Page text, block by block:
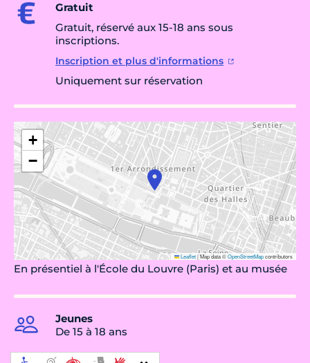
Gratuit
Gratuit, réservé aux 15-18 ans sous
inscriptions.
Inscription et plus d'informations
Uniquement sur réservation
+
−
Leaflet|Map data ©OpenStreetMapcontributors
En présentiel à l'École du Louvre (Paris) et au musée
Jeunes
De 15 à 18 ans